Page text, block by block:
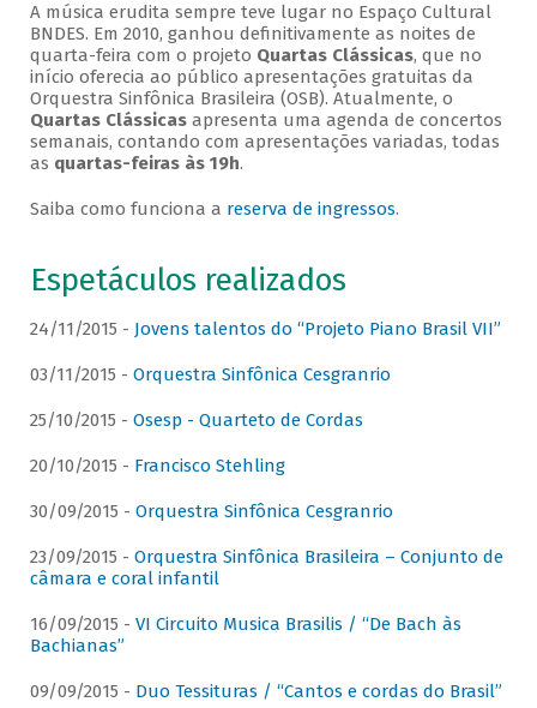
A música erudita sempre teve lugar no Espaço Cultural
BNDES. Em 2010, ganhou definitivamente as noites de
quarta-feira com o projeto Quartas Clássicas, que no
início oferecia ao público apresentações gratuitas da
Orquestra Sinfônica Brasileira (OSB). Atualmente, o
Quartas Clássicasapresenta uma agenda de concertos
semanais, contando com apresentações variadas, todas
as quartas-feiras às 19h.
Saiba como funciona a reserva de ingressos.
Espetáculos realizados
24/11/2015 - Jovens talentos do “Projeto Piano Brasil VII”
03/11/2015 - Orquestra Sinfônica Cesgranrio
25/10/2015 - Osesp - Quarteto de Cordas
20/10/2015 - Francisco Stehling
30/09/2015 - Orquestra Sinfônica Cesgranrio
23/09/2015 - Orquestra Sinfônica Brasileira – Conjunto de
câmara e coral infantil
16/09/2015 - VI Circuito Musica Brasilis / “De Bach às
Bachianas”
09/09/2015 - Duo Tessituras / “Cantos e cordas do Brasil”